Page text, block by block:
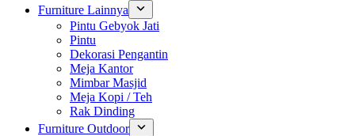
Furniture Lainnya
Pintu Gebyok Jati
Pintu
Dekorasi Pengantin
Meja Kantor
Mimbar Masjid
Meja Kopi / Teh
Rak Dinding
Furniture Outdoor